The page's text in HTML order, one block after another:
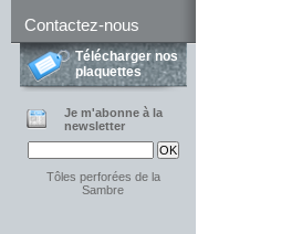
Contactez-nous
Télécharger nos
plaquettes
Je m'abonne à la
newsletter
Tôles perforées de la
Sambre